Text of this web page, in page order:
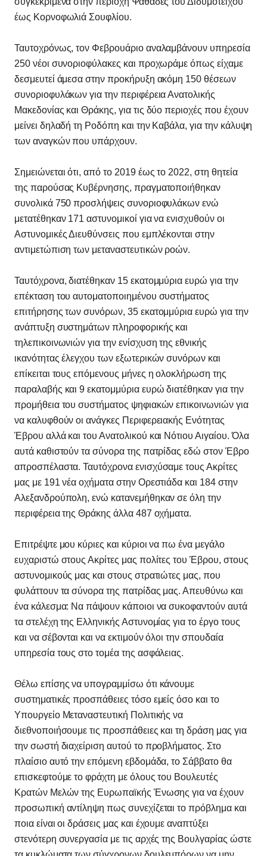
έως Κορνοφωλιά Σουφλίου.
Ταυτοχρόνως, τον Φεβρουάριο αναλαμβάνουν υπηρεσία
250 νέοι συνοριοφύλακες και προχωράμε όπως είχαμε
δεσμευτεί άμεσα στην προκήρυξη ακόμη 150 θέσεων
συνοριοφυλάκων για την περιφέρεια Ανατολικής
Μακεδονίας και Θράκης, για τις δύο περιοχές που έχουν
μείνει δηλαδή τη Ροδόπη και την Καβάλα, για την κάλυψη
των αναγκών που υπάρχουν.
Σημειώνεται ότι, από το 2019 έως το 2022, στη θητεία
της παρούσας Κυβέρνησης, πραγματοποιήθηκαν
συνολικά 750 προσλήψεις συνοριοφυλάκων ενώ
μετατέθηκαν 171 αστυνομικοί για να ενισχυθούν οι
Αστυνομικές Διευθύνσεις που εμπλέκονται στην
αντιμετώπιση των μεταναστευτικών ροών.
Ταυτόχρονα, διατέθηκαν 15 εκατομμύρια ευρώ για την
επέκταση του αυτοματοποιημένου συστήματος
επιτήρησης των συνόρων, 35 εκατομμύρια ευρώ για την
ανάπτυξη συστημάτων πληροφορικής και
τηλεπικοινωνιών για την ενίσχυση της εθνικής
ικανότητας έλεγχου των εξωτερικών συνόρων και
επίκειται τους επόμενους μήνες η ολοκλήρωση της
παραλαβής και 9 εκατομμύρια ευρώ διατέθηκαν για την
προμήθεια του συστήματος ψηφιακών επικοινωνιών για
να καλυφθούν οι ανάγκες Περιφερειακής Ενότητας
Έβρου αλλά και του Ανατολικού και Νότιου Αιγαίου. Όλα
αυτά καθιστούν τα σύνορα της πατρίδας εδώ στον Έβρο
απροσπέλαστα. Ταυτόχρονα ενισχύσαμε τους Ακρίτες
μας με 191 νέα οχήματα στην Ορεστιάδα και 184 στην
Αλεξανδρούπολη, ενώ κατανεμήθηκαν σε όλη την
περιφέρεια της Θράκης άλλα 487 οχήματα.
Επιτρέψτε μου κύριες και κύριοι να πω ένα μεγάλο
ευχαριστώ στους Ακρίτες μας πολίτες του Έβρου, στους
αστυνομικούς μας και στους στρατιώτες μας, που
φυλάττουν τα σύνορα της πατρίδας μας. Απευθύνω και
ένα κάλεσμα: Να πάψουν κάποιοι να συκοφαντούν αυτά
τα στελέχη της Ελληνικής Αστυνομίας για το έργο τους
και να σέβονται και να εκτιμούν όλοι την σπουδαία
υπηρεσία τους στο τομέα της ασφάλειας.
Θέλω επίσης να υπογραμμίσω ότι κάνουμε
συστηματικές προσπάθειες τόσο εμείς όσο και το
Υπουργείο Μεταναστευτική Πολιτικής να
διεθνοποιήσουμε τις προσπάθειες και τη δράση μας για
την σωστή διαχείριση αυτού το προβλήματος. Στο
πλαίσιο αυτό την επόμενη εβδομάδα, το Σάββατο θα
επισκεφτούμε το φράχτη με όλους του Βουλευτές
Κρατών Μελών της Ευρωπαϊκής Ένωσης για να έχουν
προσωπική αντίληψη πως συνεχίζεται το πρόβλημα και
ποια είναι οι δράσεις μας και έχουμε αναπτύξει
στενότερη συνεργασία με τις αρχές της Βουλγαρίας ώστε